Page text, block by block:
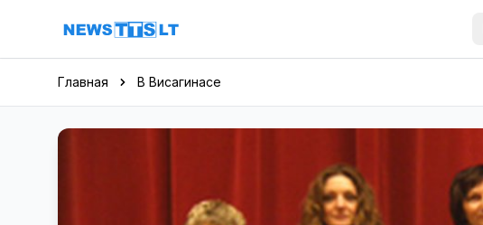
Перейти к содержимому
Главная В Висагинасе